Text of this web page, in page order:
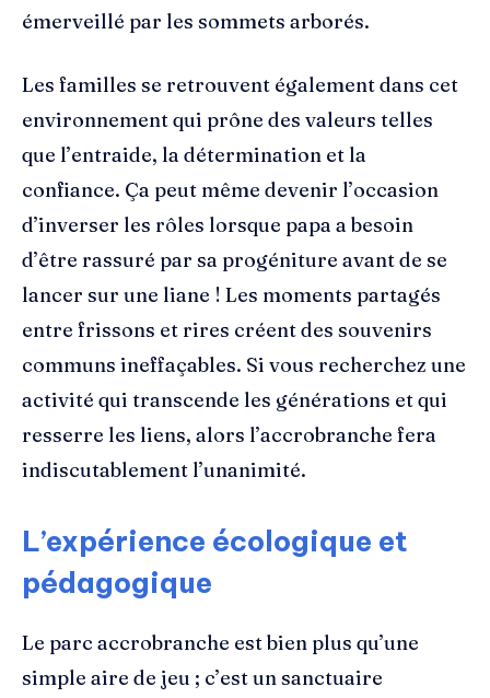
émerveillé par les sommets arborés.
Les familles se retrouvent également dans cet
environnement qui prône des valeurs telles
que l’entraide, la détermination et la
confiance. Ça peut même devenir l’occasion
d’inverser les rôles lorsque papa a besoin
d’être rassuré par sa progéniture avant de se
lancer sur une liane ! Les moments partagés
entre frissons et rires créent des souvenirs
communs ineffaçables. Si vous recherchez une
activité qui transcende les générations et qui
resserre les liens, alors l’accrobranche fera
indiscutablement l’unanimité.
L’expérience écologique et
pédagogique
Le parc accrobranche est bien plus qu’une
simple aire de jeu ; c’est un sanctuaire